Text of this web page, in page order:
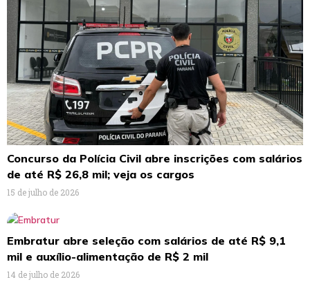
Concurso da Polícia Civil abre inscrições com salários
de até R$ 26,8 mil; veja os cargos
15 de julho de 2026
Embratur abre seleção com salários de até R$ 9,1
mil e auxílio-alimentação de R$ 2 mil
14 de julho de 2026